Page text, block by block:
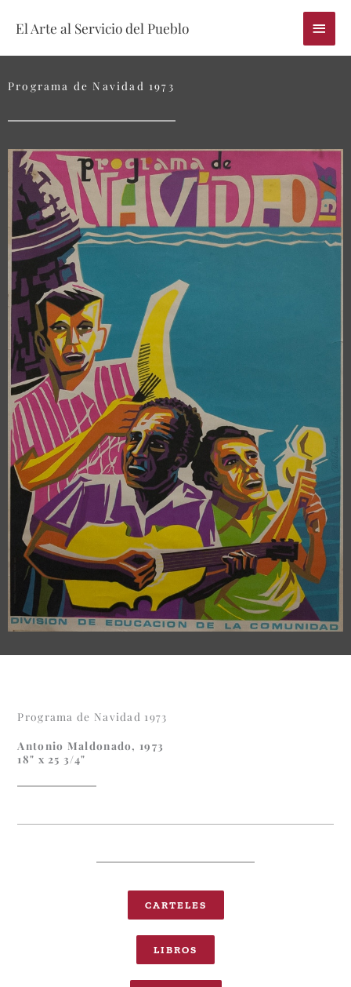
El Arte al Servicio del Pueblo
Main
Menu
Programa de Navidad 1973
Programa de Navidad 1973
Antonio Maldonado, 1973
18" x 25 3/4"
CARTELES
LIBROS